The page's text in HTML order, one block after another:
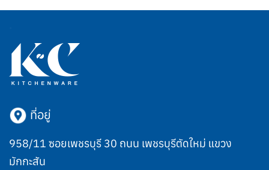
ที่อยู่
958/11 ซอยเพชรบุรี 30 ถนน เพชรบุรีตัดใหม่ แขวง
มักกะสัน